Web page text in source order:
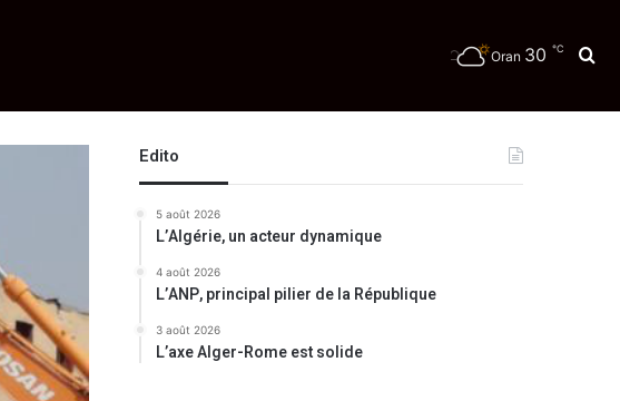
Oran 30 ℃
Edito
5 août 2026
L’Algérie, un acteur dynamique
4 août 2026
L’ANP, principal pilier de la République
3 août 2026
L’axe Alger-Rome est solide